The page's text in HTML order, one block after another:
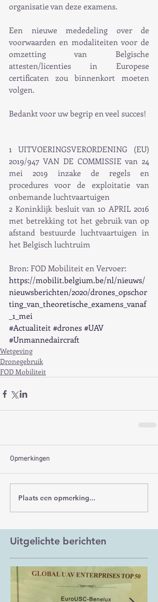
organisatie van deze examens.
Een nieuwe mededeling over de
voorwaarden en modaliteiten voor de
omzetting van Belgische
attesten/licenties in Europese
certificaten zou binnenkort moeten
volgen.
Bedankt voor uw begrip en veel succes!
1 UITVOERINGSVERORDENING (EU)
2019/947 VAN DE COMMISSIE van 24
mei 2019 inzake de regels en
procedures voor de exploitatie van
onbemande luchtvaartuigen
2 Koninklijk besluit van 10 APRIL 2016
met betrekking tot het gebruik van op
afstand bestuurde luchtvaartuigen in
het Belgisch luchtruim
Bron: FOD Mobiliteit en Vervoer:
https://mobilit.belgium.be/nl/nieuws/
nieuwsberichten/2020/drones_opschor
ting_van_theoretische_examens_vanaf
_1_mei
#Actualiteit #drones#UAV
#Unmannedaircraft
Wetgeving
Dronegebruik
FOD Mobiliteit
Opmerkingen
Plaats een opmerking...
Uitgelichte berichten